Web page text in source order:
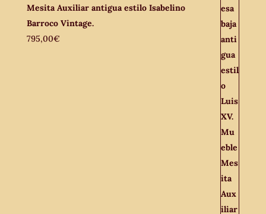
Mesita Auxiliar antigua estilo Isabelino
Barroco Vintage.
795,00€